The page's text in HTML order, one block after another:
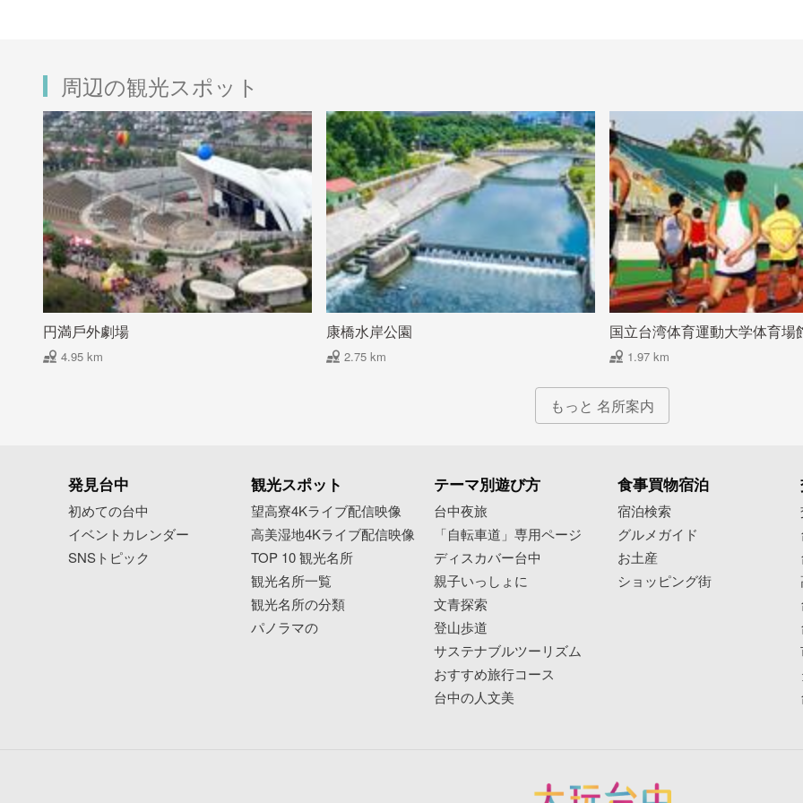
周辺の観光スポット
円満戶外劇場
4.95 km
康橋水岸公園
2.75 km
国立台湾体育運動大学体育場
1.97 km
もっと 名所案内
発見台中
初めての台中
イベントカレンダー
SNSトピック
観光スポット
望高寮4Kライブ配信映像
高美湿地4Kライブ配信映像
TOP 10 観光名所
観光名所一覧
観光名所の分類
パノラマの
テーマ別遊び方
台中夜旅
「自転車道」専用ページ
ディスカバー台中
親子いっしょに
文青探索
登山歩道
サステナブルツーリズム
おすすめ旅行コース
台中の人文美
食事買物宿泊
宿泊検索
グルメガイド
お土産
ショッピング街